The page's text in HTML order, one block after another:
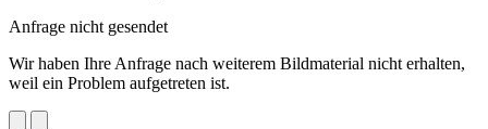
Anfrage nicht gesendet
Wir haben Ihre Anfrage nach weiterem Bildmaterial nicht erhalten,
weil ein Problem aufgetreten ist.